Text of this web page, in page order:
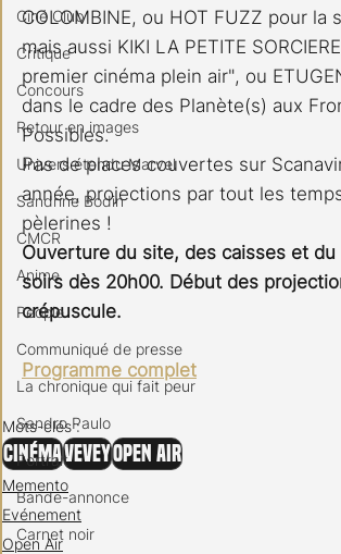
Ciné Club
Critique
Concours
Retour en images
Univers étendu Marvel
Sandrine Bodin
CMCR
Anime
People
Communiqué de presse
La chronique qui fait peur
Sandro Paulo
Portrait
Bande-annonce
Carnet noir
COLOMBINE, ou HOT FUZZ pour la
mais aussi KIKI LA PETITE
premier cinéma plein air", ou
dans le cadre des Planète(s) aux
Possibles.
Pas de places couvertes sur
année, projections par tout les
pèlerines !
Ouverture du site, des caisses et
soirs dès 20h00. Début des
crépuscule.
Programme complet
Mots-clés :
CinémaVeveyOpen Air
Memento
Evénement
Open Air